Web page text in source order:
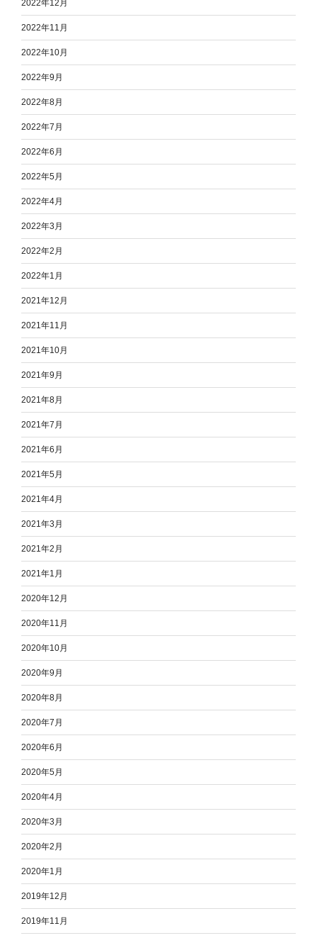
2022年12月
2022年11月
2022年10月
2022年9月
2022年8月
2022年7月
2022年6月
2022年5月
2022年4月
2022年3月
2022年2月
2022年1月
2021年12月
2021年11月
2021年10月
2021年9月
2021年8月
2021年7月
2021年6月
2021年5月
2021年4月
2021年3月
2021年2月
2021年1月
2020年12月
2020年11月
2020年10月
2020年9月
2020年8月
2020年7月
2020年6月
2020年5月
2020年4月
2020年3月
2020年2月
2020年1月
2019年12月
2019年11月